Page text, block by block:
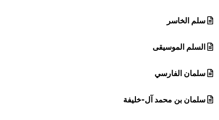
سلم الخاسر
السلم الموسيقى
سلمان الفارسي
سلمان بن محمد آل-خليفة